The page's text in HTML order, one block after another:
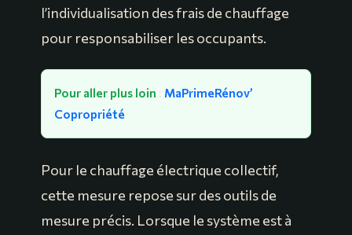
l’individualisation des frais de chauffage
pour responsabiliser les occupants.
Pour aller plus loin : MaPrimeRénov’
Copropriété
Pour le chauffage électrique collectif,
cette mesure repose sur des outils de
mesure précis. Lorsque le système est à